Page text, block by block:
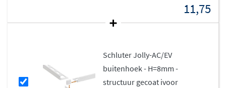
11,75
Schluter Jolly-AC/EV
buitenhoek - H=8mm -
structuur gecoat ivoor